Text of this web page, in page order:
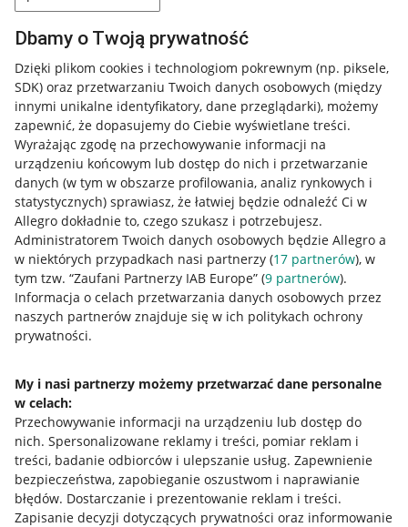
Dbamy o Twoją prywatność
Dzięki plikom cookies i technologiom pokrewnym (np. piksele,
SDK) oraz przetwarzaniu Twoich danych osobowych (między
innymi unikalne identyfikatory, dane przeglądarki), możemy
zapewnić, że dopasujemy do Ciebie wyświetlane treści.
Wyrażając zgodę na przechowywanie informacji na
urządzeniu końcowym lub dostęp do nich i przetwarzanie
danych (w tym w obszarze profilowania, analiz rynkowych i
statystycznych) sprawiasz, że łatwiej będzie odnaleźć Ci w
Allegro dokładnie to, czego szukasz i potrzebujesz.
Administratorem Twoich danych osobowych będzie Allegro a
w niektórych przypadkach nasi partnerzy (17 partnerów), w
tym tzw. “Zaufani Partnerzy IAB Europe” (9 partnerów).
Informacja o celach przetwarzania danych osobowych przez
naszych partnerów znajduje się w ich politykach ochrony
prywatności.
My i nasi partnerzy możemy przetwarzać dane personalne
w celach:
Przechowywanie informacji na urządzeniu lub dostęp do
nich. Spersonalizowane reklamy i treści, pomiar reklam i
treści, badanie odbiorców i ulepszanie usług. Zapewnienie
bezpieczeństwa, zapobieganie oszustwom i naprawianie
błędów. Dostarczanie i prezentowanie reklam i treści.
Zapisanie decyzji dotyczących prywatności oraz informowanie
Przydatne informacje
Jak to działa
Allegro Gadane dla sprzedających
Allegro Gadane dla kupujących
Mapa miejscowości
Informacje prawne